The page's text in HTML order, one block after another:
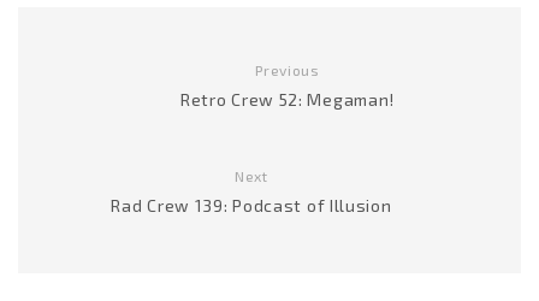
Previous
Retro Crew 52: Megaman!
Next
Rad Crew 139: Podcast of Illusion